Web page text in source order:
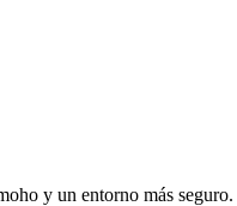
y un entorno más